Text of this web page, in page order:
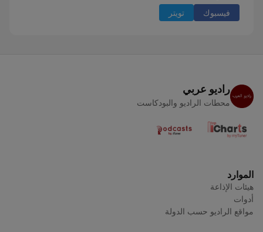
فيسبوك تويتر
راديو عربي
محطات الراديو والبودكاست
الموارد
هيئات الإذاعة
أدوات
مواقع الراديو حسب الدولة